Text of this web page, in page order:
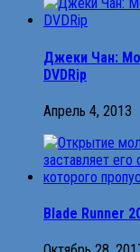
Джеки Чан:
DVDRip
Апрель 4, 2013
Blade Runner